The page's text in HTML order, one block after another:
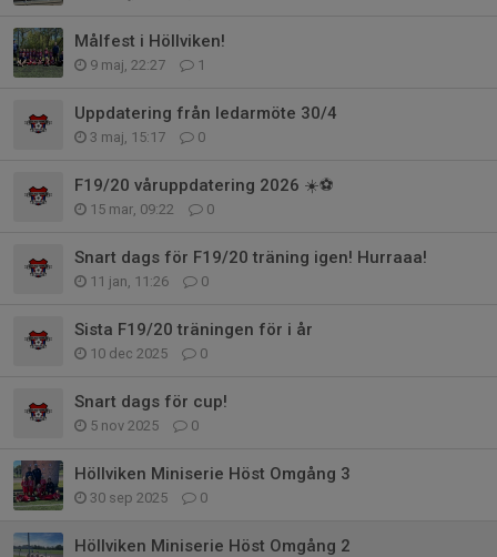
Målfest i Höllviken!
9 maj, 22:27 1
Uppdatering från ledarmöte 30/4
3 maj, 15:17 0
F19/20 våruppdatering 2026 ☀️⚽
15 mar, 09:22 0
Snart dags för F19/20 träning igen! Hurraaa!
11 jan, 11:26 0
Sista F19/20 träningen för i år
10 dec 2025 0
Snart dags för cup!
5 nov 2025 0
Höllviken Miniserie Höst Omgång 3
30 sep 2025 0
Höllviken Miniserie Höst Omgång 2